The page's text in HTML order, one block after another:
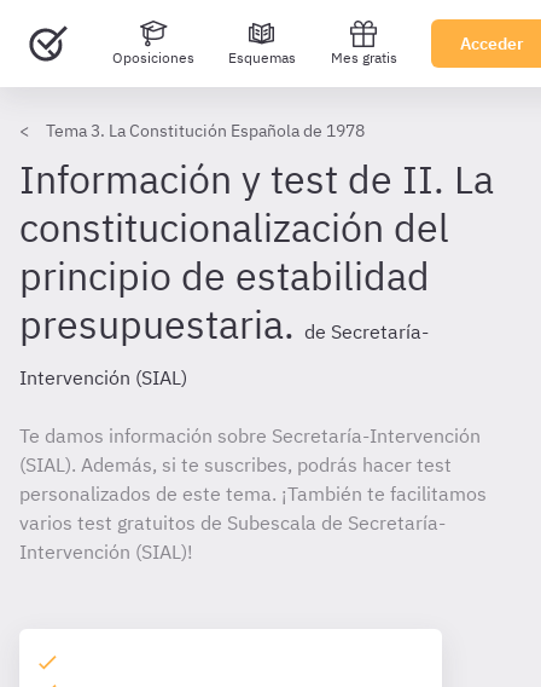
Oposiciones Esquemas Mes gratis
Acceder
Tema 3. La Constitución Española de 1978
Información y test de II. La
constitucionalización del
principio de estabilidad
presupuestaria. de Secretaría-
Intervención (SIAL)
Te damos información sobre Secretaría-Intervención
(SIAL). Además, si te suscribes, podrás hacer test
personalizados de este tema. ¡También te facilitamos
varios test gratuitos de Subescala de Secretaría-
Intervención (SIAL)!